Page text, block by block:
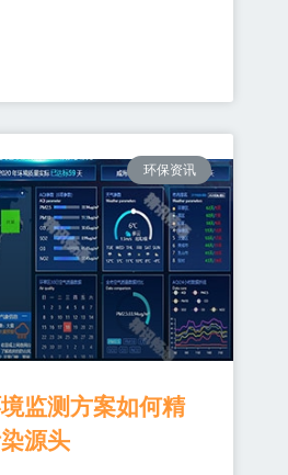
环保资讯
监测方案如何精
源头